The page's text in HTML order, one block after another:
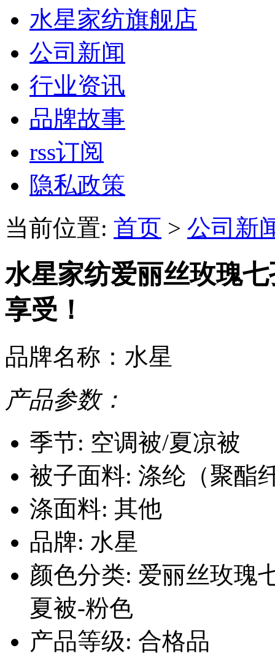
水星家纺旗舰店
公司新闻
行业资讯
品牌故事
rss订阅
隐私政策
当前位置: 首页 > 公司新
水星家纺爱丽丝玫瑰
享受！
品牌名称：水星
产品参数：
季节: 空调被/夏凉被
被子面料: 涤纶（聚酯
涤面料: 其他
品牌: 水星
颜色分类: 爱丽丝玫瑰
夏被-粉色
产品等级: 合格品